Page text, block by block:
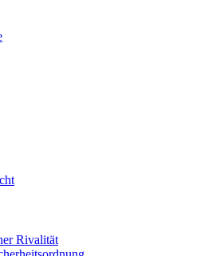
Rivalität